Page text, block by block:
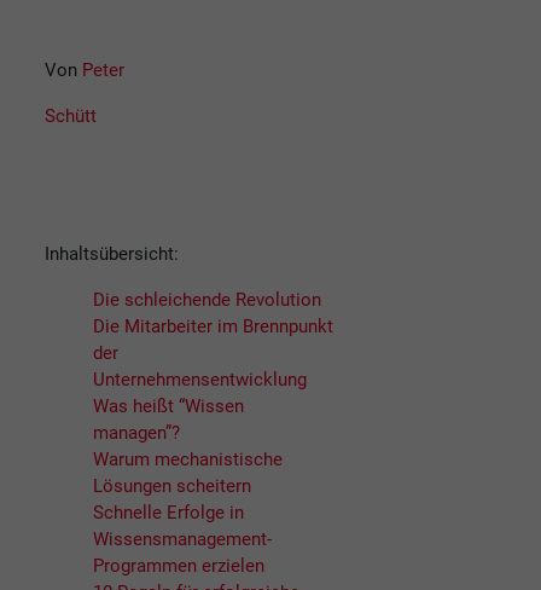
Von Peter
Schütt
Inhaltsübersicht:
Die schleichende Revolution
Die Mitarbeiter im Brennpunkt
der
Unternehmensentwicklung
Was heißt “Wissen
managen”?
Warum mechanistische
Lösungen scheitern
Schnelle Erfolge in
Wissensmanagement-
Programmen erzielen